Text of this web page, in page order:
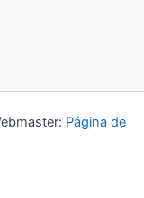
Página de